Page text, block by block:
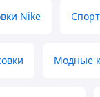
Nike
Модные